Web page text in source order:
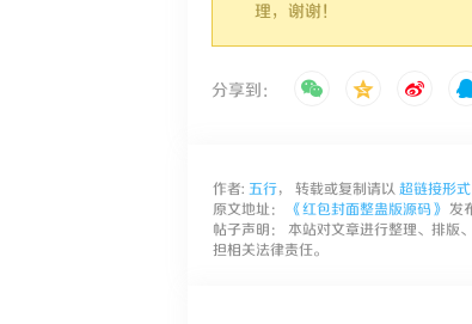
理，谢谢！
分享到：
作者: 五行， 转载或复制请以 超链接形式
原文地址：
《红包封面整蛊版源码》 发
帖子声明： 本站对文章进行整理、排版
担相关法律责任。